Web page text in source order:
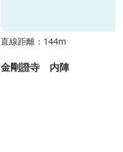
直線距離：144m
金剛證寺 内陣